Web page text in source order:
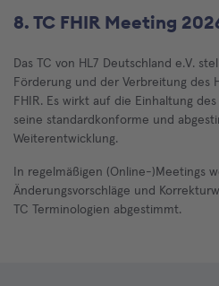
8. TC FHIR Meeting
Das TC von HL7 Deutschland e.V.
Förderung und der Verbreitung des
FHIR. Es wirkt auf die Einhaltung
seine standardkonforme und
Weiterentwicklung.
In regelmäßigen (Online-)Meetings
Änderungsvorschläge und
TC Terminologien abgestimmt.